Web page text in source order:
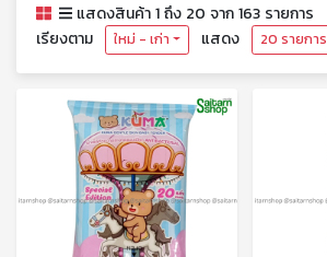
แสดงสินค้า 1 ถึง 20 จาก 163 รายการ
เรียงตาม
ใหม่ - เก่า แสดง 20 รายการ